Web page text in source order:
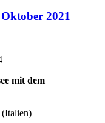
2021
mit dem